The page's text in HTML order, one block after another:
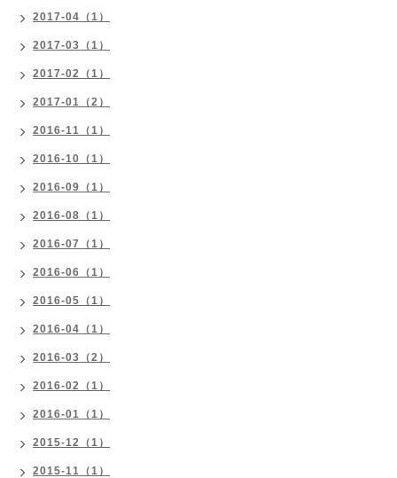
2017-04（1）
2017-03（1）
2017-02（1）
2017-01（2）
2016-11（1）
2016-10（1）
2016-09（1）
2016-08（1）
2016-07（1）
2016-06（1）
2016-05（1）
2016-04（1）
2016-03（2）
2016-02（1）
2016-01（1）
2015-12（1）
2015-11（1）